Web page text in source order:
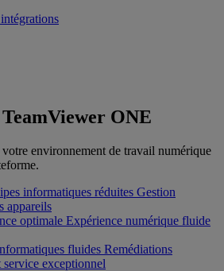
ONE
environnement de travail numérique
informatiques réduites Gestion
appareils
optimale Expérience numérique fluide
fluides Remédiations
service exceptionnel